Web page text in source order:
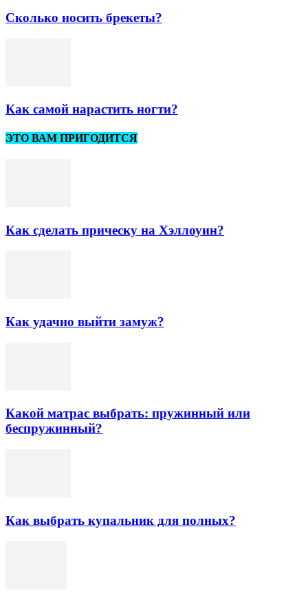
Сколько носить брекеты?
Как самой нарастить ногти?
ЭТО ВАМ ПРИГОДИТСЯ
Как сделать прическу на Хэллоуин?
Как удачно выйти замуж?
Какой матрас выбрать: пружинный или
беспружинный?
Как выбрать купальник для полных?